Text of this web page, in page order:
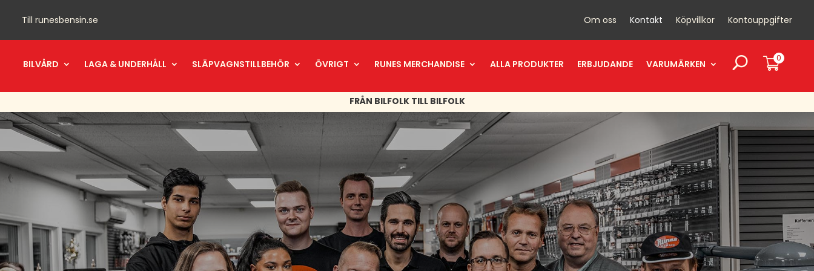
Till runesbensin.se Om oss Kontakt Köpvillkor Kontouppgifter
BILVÅRD LAGA & UNDERHÅLL SLÄPVAGNSTILLBEHÖR ÖVRIGT RUNES MERCHANDISE ALLA PRODUKTER ERBJUDANDE VARUMÄRKEN
0
FRÅN BILFOLK TILL BILFOLK